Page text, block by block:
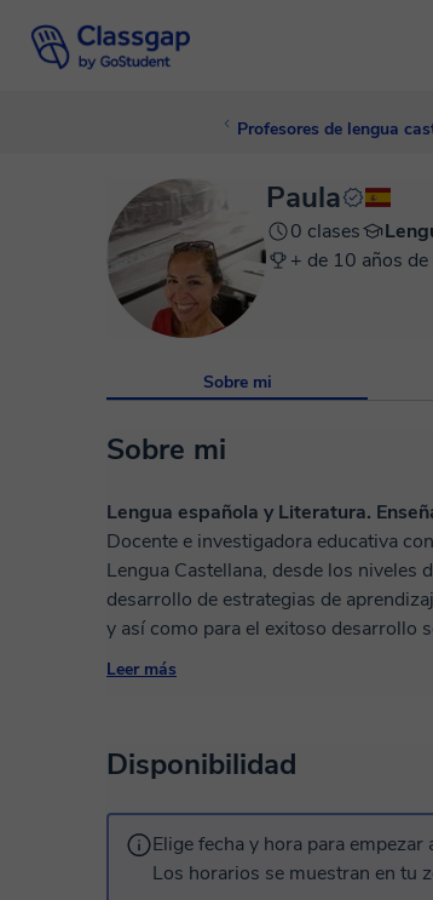
Profesores de lengua
Paula
0 clases
+ de 10 años
Sobre mi
Sobre mi
Lengua española y Literatura.
Docente e investigadora educativa
Lengua Castellana, desde los niveles
desarrollo de estrategias de
y así como para el exitoso desarrollo
metodología activa que aborda las
Leer más
Disponibilidad
Elige fecha y hora para empezar
Los horarios se muestran en tu